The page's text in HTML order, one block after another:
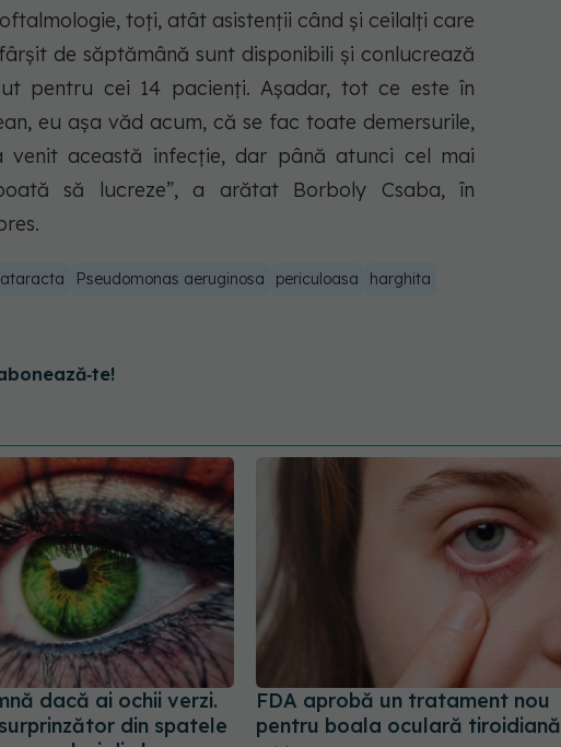
toți, atât asistenții când și ceilalți care
de săptămână sunt disponibili și conlucrează
pentru cei 14 pacienți. Așadar, tot ce este în
eu așa văd acum, că se fac toate demersurile,
această infecție, dar până atunci cel mai
să lucreze”, a arătat Borboly Csaba, în
Pseudomonas aeruginosa periculoasa
harghita
dacă ai ochii verzi.
din spatele
FDA aprobă un tratament nou
pentru boala oculară tiroidiană